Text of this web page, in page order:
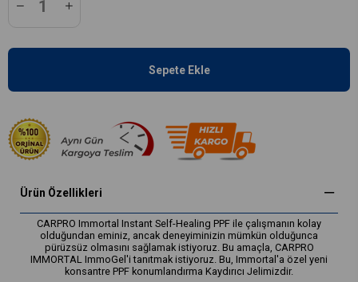
Ürün Özellikleri
CARPRO Immortal Instant Self-Healing PPF ile çalışmanın kolay
olduğundan eminiz, ancak deneyiminizin mümkün olduğunca
pürüzsüz olmasını sağlamak istiyoruz. Bu amaçla, CARPRO
IMMORTAL ImmoGel'i tanıtmak istiyoruz. Bu, Immortal'a özel yeni
konsantre PPF konumlandırma Kaydırıcı Jelimizdir.